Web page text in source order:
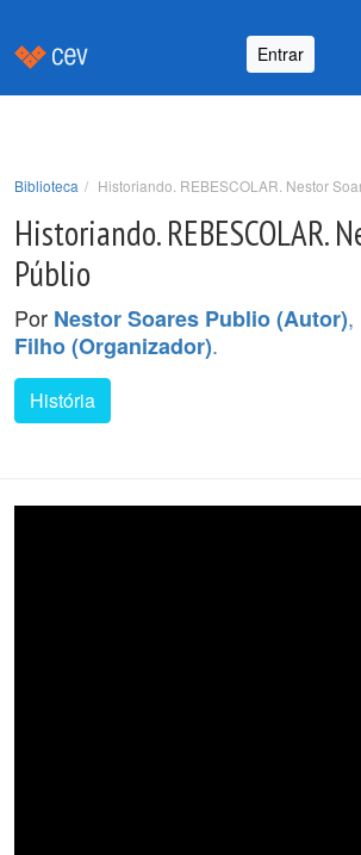
Entrar
Biblioteca Historiando. REBESCOLAR. Nestor
Historiando. REBESCOLAR.
Públio
Por Nestor Soares Publio (Autor),
Filho (Organizador).
História